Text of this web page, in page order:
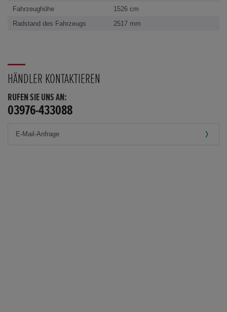
Fahrzeughöhe
1526 cm
Radstand des Fahrzeugs
2517 mm
HÄNDLER KONTAKTIEREN
RUFEN SIE UNS AN:
03976-433088